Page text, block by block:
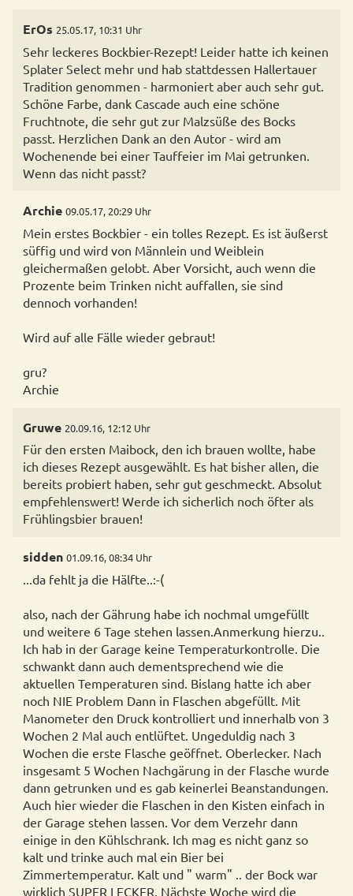
ErOs 25.05.17, 10:31 Uhr
Sehr leckeres Bockbier-Rezept! Leider hatte ich keinen
Splater Select mehr und hab stattdessen Hallertauer
Tradition genommen - harmoniert aber auch sehr gut.
Schöne Farbe, dank Cascade auch eine schöne
Fruchtnote, die sehr gut zur Malzsüße des Bocks
passt. Herzlichen Dank an den Autor - wird am
Wochenende bei einer Tauffeier im Mai getrunken.
Wenn das nicht passt?
Archie 09.05.17, 20:29 Uhr
Mein erstes Bockbier - ein tolles Rezept. Es ist äußerst
süffig und wird von Männlein und Weiblein
gleichermaßen gelobt. Aber Vorsicht, auch wenn die
Prozente beim Trinken nicht auffallen, sie sind
dennoch vorhanden!
Wird auf alle Fälle wieder gebraut!
gru?
Archie
Gruwe 20.09.16, 12:12 Uhr
Für den ersten Maibock, den ich brauen wollte, habe
ich dieses Rezept ausgewählt. Es hat bisher allen, die
bereits probiert haben, sehr gut geschmeckt. Absolut
empfehlenswert! Werde ich sicherlich noch öfter als
Frühlingsbier brauen!
sidden 01.09.16, 08:34 Uhr
...da fehlt ja die Hälfte..:-(
also, nach der Gährung habe ich nochmal umgefüllt
und weitere 6 Tage stehen lassen.Anmerkung hierzu..
Ich hab in der Garage keine Temperaturkontrolle. Die
schwankt dann auch dementsprechend wie die
aktuellen Temperaturen sind. Bislang hatte ich aber
noch NIE Problem Dann in Flaschen abgefüllt. Mit
Manometer den Druck kontrolliert und innerhalb von 3
Wochen 2 Mal auch entlüftet. Ungeduldig nach 3
Wochen die erste Flasche geöffnet. Oberlecker. Nach
insgesamt 5 Wochen Nachgärung in der Flasche wurde
dann getrunken und es gab keinerlei Beanstandungen.
Auch hier wieder die Flaschen in den Kisten einfach in
der Garage stehen lassen. Vor dem Verzehr dann
einige in den Kühlschrank. Ich mag es nicht ganz so
kalt und trinke auch mal ein Bier bei
Zimmertemperatur. Kalt und " warm" .. der Bock war
wirklich SUPER LECKER. Nächste Woche wird die